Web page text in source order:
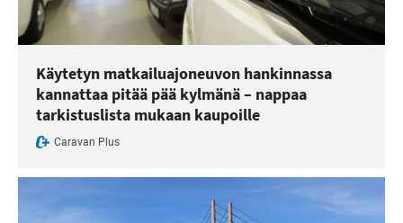
Käytetyn matkailuajoneuvon hankinnassa
kannattaa pitää pää kylmänä – nappaa
tarkistuslista mukaan kaupoille
Caravan Plus